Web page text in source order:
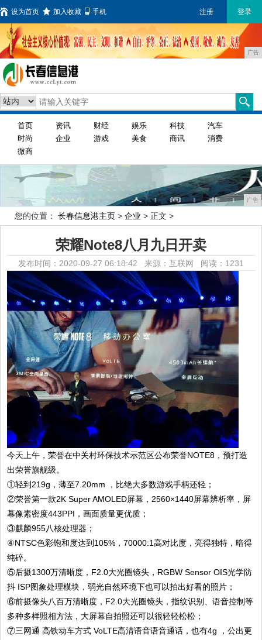
设为首页 加入收藏 手机 注册 登录
广告
首页 资讯 财经 娱乐 科技
汽车
时尚
企业 游戏 美食 商讯
消费
微商
广告
您的位置： 长春信息港主页 > 企业 > 正文 >
荣耀Note8八月九日开卖
发布时间：2020-09-27 06:18:42 来源：互联网 阅读：1231
今天上午，荣誉在中关村环保技术示范区公布荣誉NOTE8，预打造
出荣誉旗舰级。
①轻到219g，薄至7.20mm ，比绝大多数游戏手柄还轻；
②荣誉第一款2K Super AMOLED屏幕，2560×1440屏幕辨析率，屏
幕像素密度443PPI，画面质量更优质；
③麒麟955八核处理器；
④NTSC色彩饱和度达到105%，70000:1高对比度，亮得独特，暗得
纯碎。
⑤后摄1300万清晰度，F2.0大光圈镜头，RGBW Sensor OIS光学防
抖 ISP图象处理模块，弱光自然环境下也可以拍出好看的照片；
⑥前摄像头八百万清晰度，F2.0大光圈镜头，指纹识别、语音控制等
多种多样照相方法，大屏幕自拍照还可以很轻轻松松；
⑦三网通 高铁动车方式 VoLTE高清语音语音通话，也有4g ，公出更